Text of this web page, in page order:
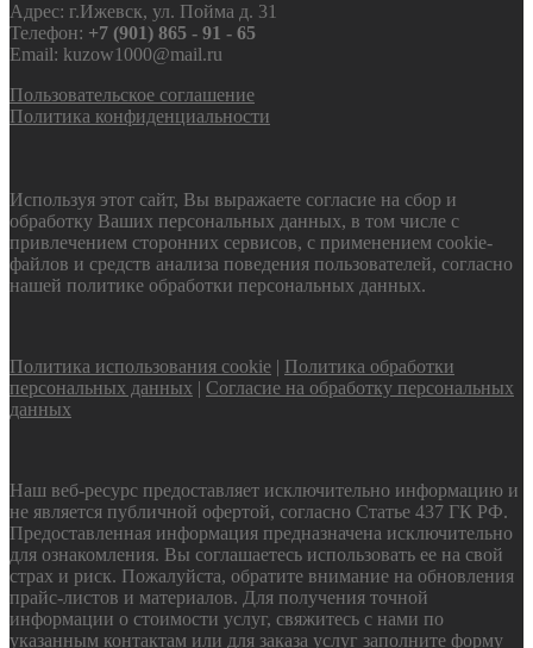
Адрес: г.Ижевск, ул. Пойма д. 31
Телефон: +7 (901) 865 - 91 - 65
Email: kuzow1000@mail.ru
Пользовательское соглашение
Политика конфиденциальности
Используя этот сайт, Вы выражаете согласие на сбор и
обработку Ваших персональных данных, в том числе с
привлечением сторонних сервисов, с применением cookie-
файлов и средств анализа поведения пользователей, согласно
нашей политике обработки персональных данных.
Политика использования cookie | Политика обработки
персональных данных | Согласие на обработку персональных
данных
Наш веб-ресурс предоставляет исключительно информацию и
не является публичной офертой, согласно Статье 437 ГК РФ.
Предоставленная информация предназначена исключительно
для ознакомления. Вы соглашаетесь использовать ее на свой
страх и риск. Пожалуйста, обратите внимание на обновления
прайс-листов и материалов. Для получения точной
информации о стоимости услуг, свяжитесь с нами по
указанным контактам или для заказа услуг заполните форму